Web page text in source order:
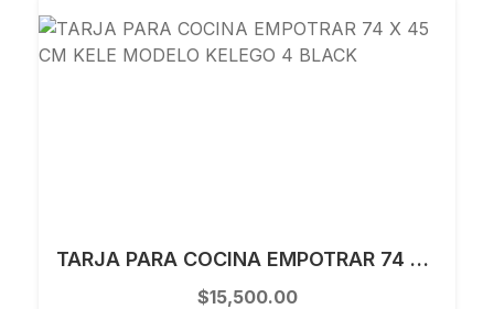
TARJA PARA COCINA EMPOTRAR 74 X 45 CM KELE MODELO KELEGO 4 BLACK
$15,500.00